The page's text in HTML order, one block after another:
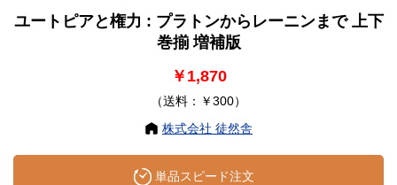
ユートピアと権力 : プラトンからレーニンまで 上下
巻揃 増補版
￥1,870
（送料：￥300）
株式会社 徒然舎
単品スピード注文